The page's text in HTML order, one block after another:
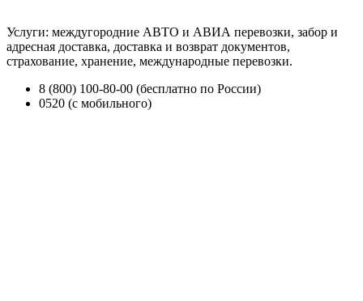
Услуги: междугородние АВТО и АВИА перевозки, забор и
адресная доставка, доставка и возврат документов,
страхование, хранение, международные перевозки.
8 (800) 100-80-00 (бесплатно по России)
0520 (с мобильного)